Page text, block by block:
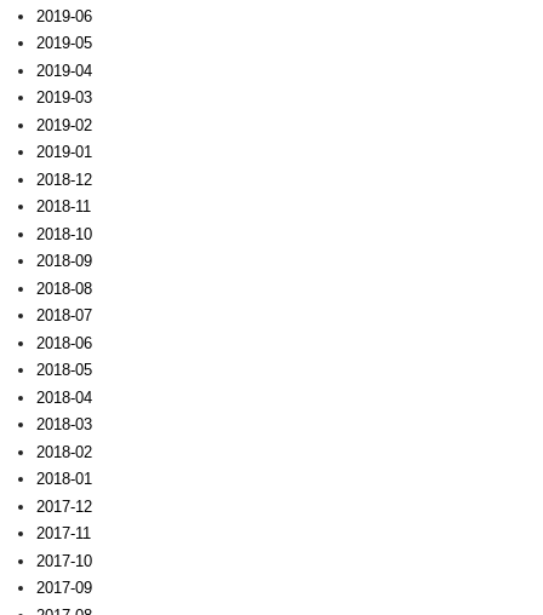
2019-06
2019-05
2019-04
2019-03
2019-02
2019-01
2018-12
2018-11
2018-10
2018-09
2018-08
2018-07
2018-06
2018-05
2018-04
2018-03
2018-02
2018-01
2017-12
2017-11
2017-10
2017-09